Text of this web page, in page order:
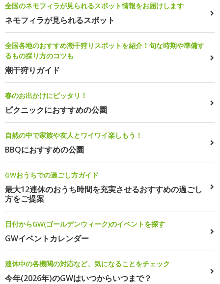
全国のネモフィラが見られるスポット情報をお届けします
ネモフィラが見られるスポット
全国各地のおすすめ潮干狩りスポットを紹介！旬な時期や準備す
るもの採り方のコツも
潮干狩りガイド
春のお出かけにピッタリ！
ピクニックにおすすめの公園
自然の中で家族や友人とワイワイ楽しもう！
BBQにおすすめの公園
GWおうちでの過ごし方ガイド
最大12連休のおうち時間を充実させるおすすめの過ごし
方をご提案
日付からGW(ゴールデンウィーク)のイベントを探す
GWイベントカレンダー
連休中の各機関の対応など、気になることをチェック
今年(2026年)のGWはいつからいつまで？